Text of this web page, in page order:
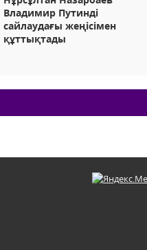
Владимир Путинді
сайлаудағы жеңісімен
құттықтады